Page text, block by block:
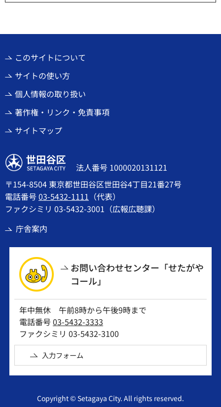
このサイトについて
サイトの使い方
個人情報の取り扱い
著作権・リンク・免責事項
サイトマップ
世田谷区
法人番号 1000020131121
〒154-8504 東京都世田谷区世田谷4丁目21番27号
電話番号03-5432-1111 （代表）
ファクシミリ 03-5432-3001（広報広聴課）
庁舎案内
お問い合わせセンター「せたがや
コール」
年中無休 午前8時から午後9時まで
電話番号03-5432-3333
ファクシミリ 03-5432-3100
入力フォーム
Copyright © Setagaya City. All rights reserved.